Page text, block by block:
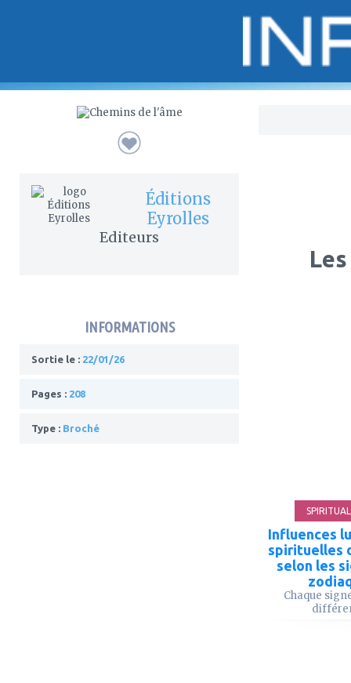
Éditions
Eyrolles
Editeurs
INFORMATIONS
Sortie le : 22/01/26
Pages : 208
Type : Broché
Influences
spirituelles
selon les
Chaque